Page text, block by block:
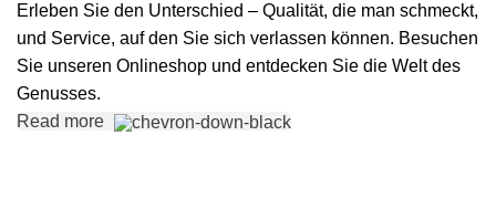
Erleben Sie den Unterschied – Qualität, die man schmeckt,
und Service, auf den Sie sich verlassen können. Besuchen
Sie unseren Onlineshop und entdecken Sie die Welt des
Genusses.
Read more